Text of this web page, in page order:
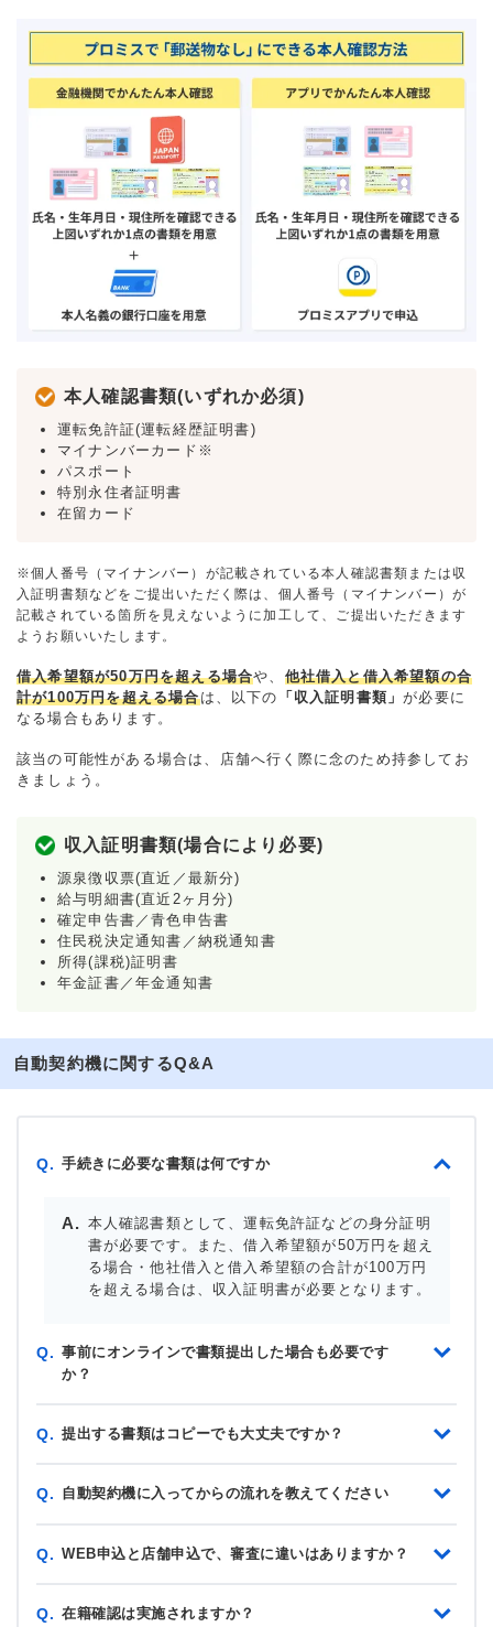
本人確認書類(いずれか必須)
運転免許証(運転経歴証明書)
マイナンバーカード※
パスポート
特別永住者証明書
在留カード
※個人番号（マイナンバー）が記載されている本人確認書類または収
入証明書類などをご提出いただく際は、個人番号（マイナンバー）が
記載されている箇所を見えないように加工して、ご提出いただきます
ようお願いいたします。
借入希望額が50万円を超える場合や、 他社借入と借入希望額の合
計が100万円を超える場合は、以下の 「収入証明書類」が必要に
なる場合もあります。
該当の可能性がある場合は、店舗へ行く際に念のため持参してお
きましょう。
収入証明書類(場合により必要)
源泉徴収票(直近／最新分)
給与明細書(直近2ヶ月分)
確定申告書／青色申告書
住民税決定通知書／納税通知書
所得(課税)証明書
年金証書／年金通知書
自動契約機に関するQ&A
Q. 手続きに必要な書類は何ですか
本人確認書類として、運転免許証などの身分証明
書が必要です。また、借入希望額が50万円を超え
る場合・他社借入と借入希望額の合計が100万円
を超える場合は、収入証明書が必要となります。
Q. 事前にオンラインで書類提出した場合も必要です
か？
Q. 提出する書類はコピーでも大丈夫ですか？
Q. 自動契約機に入ってからの流れを教えてください
Q. WEB申込と店舗申込で、審査に違いはありますか？
Q. 在籍確認は実施されますか？